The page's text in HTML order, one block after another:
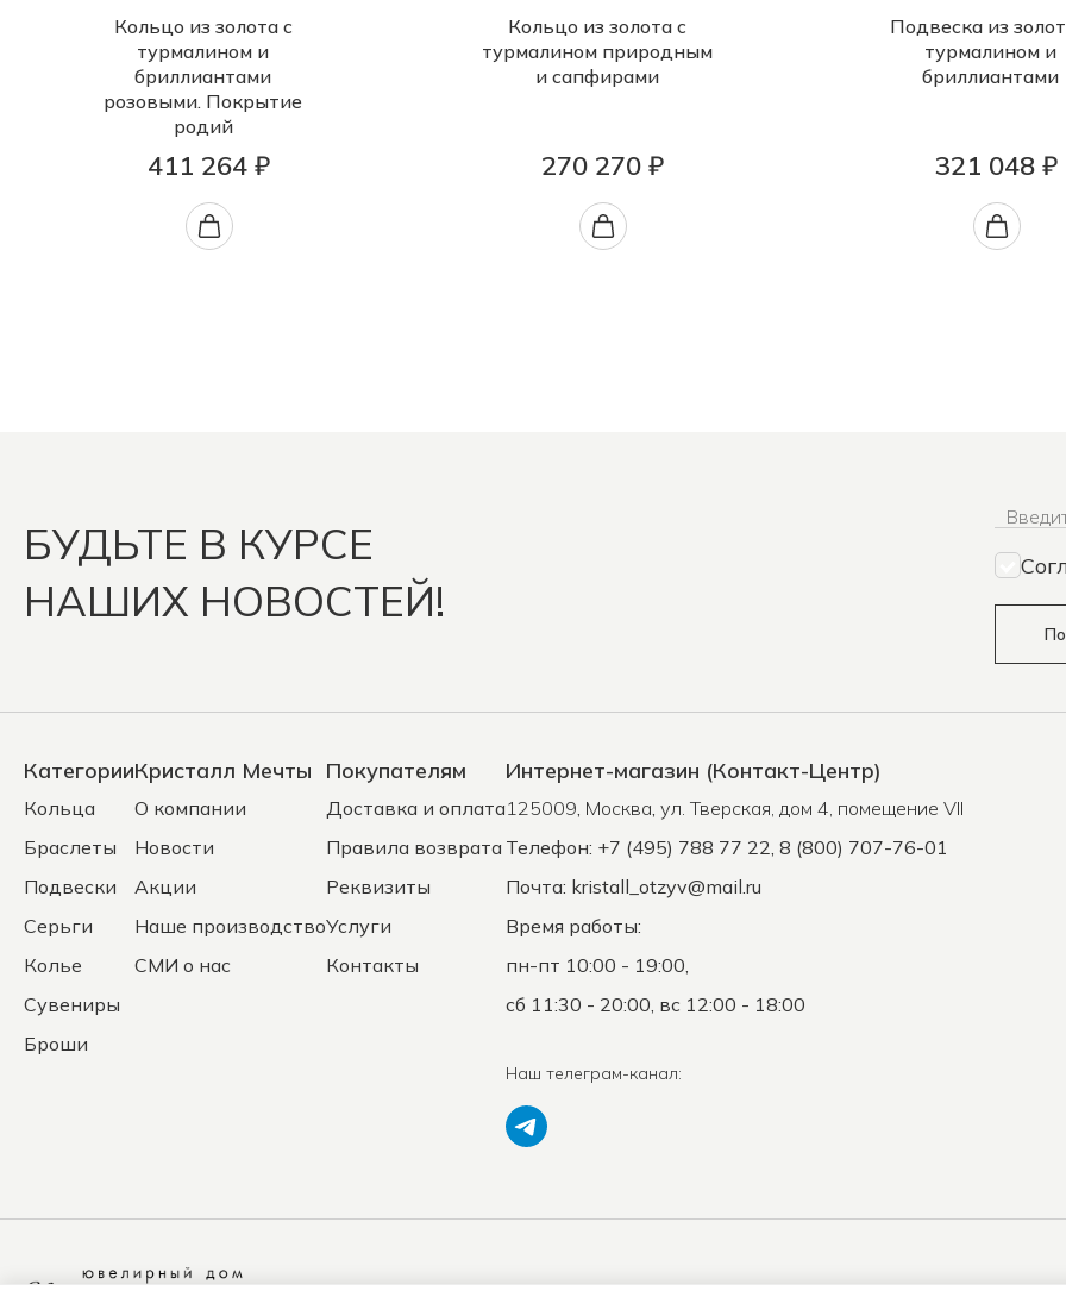
Кольцо из золота с
турмалином и
бриллиантами
розовыми. Покрытие
родий
411 264 ₽
Кольцо из золота с
турмалином природным
и сапфирами
270 270 ₽
Подвеска из
турмалином и
бриллиантами
321 048 ₽
БУДЬТЕ В КУРСЕ
НАШИХ НОВОСТЕЙ!
Категории
Кольца
Браслеты
Подвески
Серьги
Колье
Сувениры
Броши
Кристалл Мечты
О компании
Новости
Акции
Наше производство
СМИ о нас
Покупателям
Доставка и оплата
Правила возврата
Реквизиты
Услуги
Контакты
Интернет-магазин (Контакт-Центр)
125009, Москва, ул. Тверская, дом 4, помещение VII
Телефон: +7 (495) 788 77 22, 8 (800) 707-76-01
Почта: kristall_otzyv@mail.ru
Время работы:
пн-пт 10:00 - 19:00,
сб 11:30 - 20:00, вс 12:00 - 18:00
Наш телеграм-канал:
Политика Положение о защите